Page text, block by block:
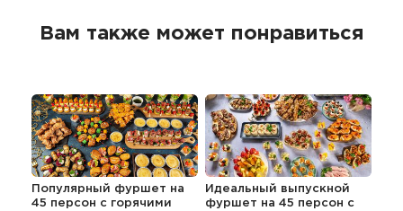
Вам также может понравиться
Популярный фуршет на
45 персон с горячими
Идеальный выпускной
фуршет на 45 персон с